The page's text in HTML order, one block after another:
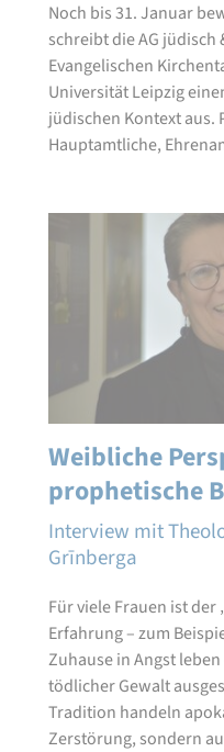
Noch bis 31. Januar
schreibt die AG
Evangelischen
Universität Leipzig
jüdischen Kontext aus.
Hauptamtliche,
Weibliche
prophetische
Interview mit
Grīnberga
Für viele Frauen ist
Erfahrung – zum
Zuhause in Angst
tödlicher Gewalt
Tradition handeln
Zerstörung, sondern